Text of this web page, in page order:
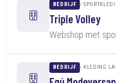
BEDRIJF
Triple Volley
Webshop met
BEDRIJF KLEDING